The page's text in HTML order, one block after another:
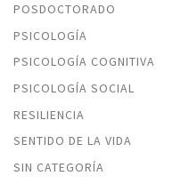
POSDOCTORADO
PSICOLOGÍA
PSICOLOGÍA COGNITIVA
PSICOLOGÍA SOCIAL
RESILIENCIA
SENTIDO DE LA VIDA
SIN CATEGORÍA